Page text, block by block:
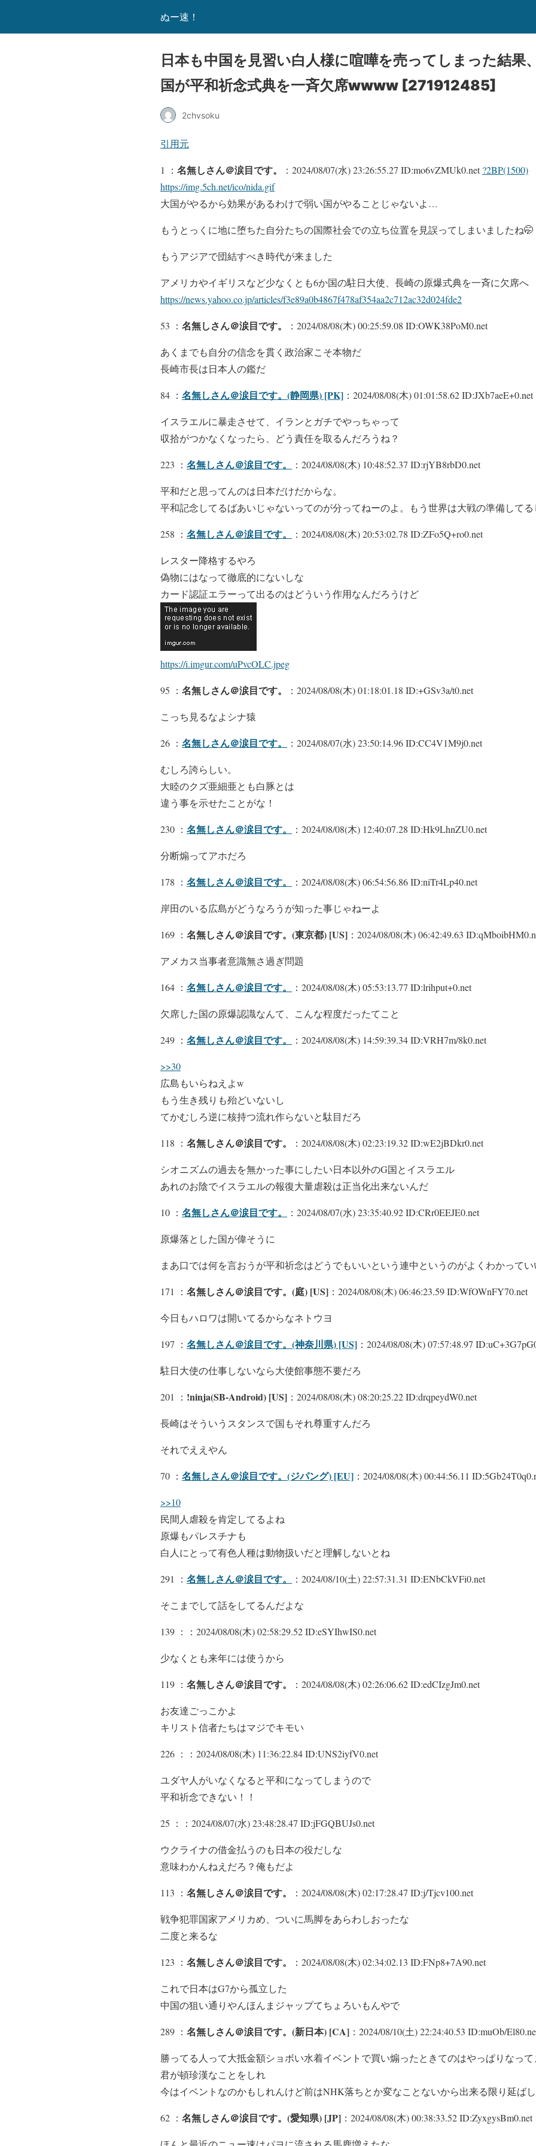
ぬー速！
日本も中国を見習い白人様に喧嘩を売ってしまった結果
国が平和祈念式典を一斉欠席wwww [271912485]
2chvsoku
引用元
1 ： 名無しさん＠涙目です。 ：2024/08/07(水) 23:26:55.27 ID:mo6vZMUk0.net?2BP(1500)
https://img.5ch.net/ico/nida.gif
大国がやるから効果があるわけで弱い国がやることじゃないよ…
もうとっくに地に堕ちた自分たちの国際社会での立ち位置を見誤ってしまいましたね🤭
もうアジアで団結すべき時代が来ました
アメリカやイギリスなど少なくとも6か国の駐日大使、長崎の原爆式典を一斉に欠席
https://news.yahoo.co.jp/articles/f3e89a0b4867f478af354aa2c712ac32d024fde2
53 ： 名無しさん＠涙目です。 ：2024/08/08(木) 00:25:59.08 ID:OWK38PoM0.net
あくまでも自分の信念を貫く政治家こそ本物だ
長崎市長は日本人の鑑だ
84 ： 名無しさん＠涙目です。(静岡県) [PK] ：2024/08/08(木) 01:01:58.62 ID:JXb7aeE+0.net
イスラエルに暴走させて、イランとガチでやっちゃって
収拾がつかなくなったら、どう責任を取るんだろうね？
223 ： 名無しさん＠涙目です。 ：2024/08/08(木) 10:48:52.37 ID:rjYB8rbD0.net
平和だと思ってんのは日本だけだからな。
平和記念してるばあいじゃないってのが分ってねーのよ。もう世界は大戦の準備してる
258 ： 名無しさん＠涙目です。 ：2024/08/08(木) 20:53:02.78 ID:ZFo5Q+ro0.net
レスター降格するやろ
偽物にはなって徹底的にないしな
カード認証エラーって出るのはどういう作用なんだろうけど
https://i.imgur.com/uPvcOLC.jpeg
95 ： 名無しさん＠涙目です。 ：2024/08/08(木) 01:18:01.18 ID:+GSv3a/t0.net
こっち見るなよシナ猿
26 ： 名無しさん＠涙目です。 ：2024/08/07(水) 23:50:14.96 ID:CC4V1M9j0.net
むしろ誇らしい。
大睦のクズ亜細亜とも白豚とは
違う事を示せたことがな！
230 ： 名無しさん＠涙目です。 ：2024/08/08(木) 12:40:07.28 ID:Hk9LhnZU0.net
分断煽ってアホだろ
178 ： 名無しさん＠涙目です。 ：2024/08/08(木) 06:54:56.86 ID:niTr4Lp40.net
岸田のいる広島がどうなろうが知った事じゃねーよ
169 ： 名無しさん＠涙目です。(東京都) [US] ：2024/08/08(木) 06:42:49.63
アメカス当事者意識無さ過ぎ問題
164 ： 名無しさん＠涙目です。 ：2024/08/08(木) 05:53:13.77 ID:lrihput+0.net
欠席した国の原爆認識なんて、こんな程度だったてこと
249 ： 名無しさん＠涙目です。 ：2024/08/08(木) 14:59:39.34 ID:VRH7m/8k0.net
>>30
広島もいらねえよw
もう生き残りも殆どいないし
てかむしろ逆に核持つ流れ作らないと駄目だろ
118 ： 名無しさん＠涙目です。 ：2024/08/08(木) 02:23:19.32 ID:wE2jBDkr0.net
シオニズムの過去を無かった事にしたい日本以外のG国とイスラエル
あれのお陰でイスラエルの報復大量虐殺は正当化出来ないんだ
10 ： 名無しさん＠涙目です。 ：2024/08/07(水) 23:35:40.92 ID:CRr0EEJE0.net
原爆落とした国が偉そうに
まあ口では何を言おうが平和祈念はどうでもいいという連中というのがよくわかって
171 ： 名無しさん＠涙目です。(庭) [US] ：2024/08/08(木) 06:46:23.59 ID:WfOWnFY70.net
今日もハロワは開いてるからなネトウヨ
197 ： 名無しさん＠涙目です。(神奈川県) [US] ：2024/08/08(木) 07:57:48.97
駐日大使の仕事しないなら大使館事態不要だろ
201 ： !ninja(SB-Android) [US] ：2024/08/08(木) 08:20:25.22 ID:drqpeydW0.net
長崎はそういうスタンスで国もそれ尊重すんだろ
それでええやん
70 ： 名無しさん＠涙目です。(ジパング) [EU] ：2024/08/08(木) 00:44:56.11
>>10
民間人虐殺を肯定してるよね
原爆もパレスチナも
白人にとって有色人種は動物扱いだと理解しないとね
291 ： 名無しさん＠涙目です。 ：2024/08/10(土) 22:57:31.31 ID:ENbCkVFi0.net
そこまでして話をしてるんだよな
139 ： ：2024/08/08(木) 02:58:29.52 ID:eSYIhwIS0.net
少なくとも来年には使うから
119 ： 名無しさん＠涙目です。 ：2024/08/08(木) 02:26:06.62 ID:edCIzgJm0.net
お友達ごっこかよ
キリスト信者たちはマジでキモい
226 ： ：2024/08/08(木) 11:36:22.84 ID:UNS2iyfV0.net
ユダヤ人がいなくなると平和になってしまうので
平和祈念できない！！
25 ： ：2024/08/07(水) 23:48:28.47 ID:jFGQBUJs0.net
ウクライナの借金払うのも日本の役だしな
意味わかんねえだろ？俺もだよ
113 ： 名無しさん＠涙目です。 ：2024/08/08(木) 02:17:28.47 ID:j/Tjcv100.net
戦争犯罪国家アメリカめ、ついに馬脚をあらわしおったな
二度と来るな
123 ： 名無しさん＠涙目です。 ：2024/08/08(木) 02:34:02.13 ID:FNp8+7A90.net
これで日本はG7から孤立した
中国の狙い通りやんほんまジャップてちょろいもんやで
289 ： 名無しさん＠涙目です。(新日本) [CA] ：2024/08/10(土) 22:24:40.53 ID:muOb/
勝ってる人って大抵金額ショボい水着イベントで買い煽ったときてのはやっぱりなっ
君が頓珍漢なことをしれ
今はイベントなのかもしれんけど前はNHK落ちとか変なことないから出来る限り延ば
62 ： 名無しさん＠涙目です。(愛知県) [JP] ：2024/08/08(木) 00:38:33.52 ID:ZyxgysBm0.net